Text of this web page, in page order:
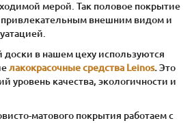
мерой. Так половое покрытие
привлекательным внешним видом и
доски в нашем цеху используются
лакокрасочные средства Lеinos.Это
уровень качества, экологичности и
матового покрытия работаем с